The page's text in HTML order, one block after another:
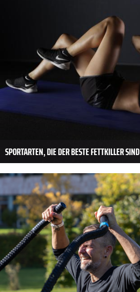
SPORTARTEN, DIE DER BESTE FETTKILLER SIND